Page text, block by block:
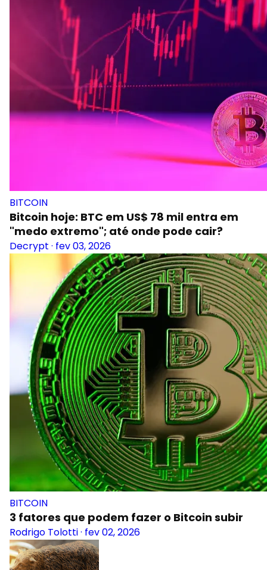
BITCOIN
Bitcoin hoje: BTC em US$ 78 mil entra em
"medo extremo"; até onde pode cair?
Decrypt · fev 03, 2026
BITCOIN
3 fatores que podem fazer o Bitcoin subir
Rodrigo Tolotti· fev 02, 2026